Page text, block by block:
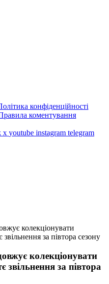
конфіденційності
коментування
x youtube instagram telegram
колекціонувати
звільнення за півтора сезону
колекціонувати
звільнення за півтора